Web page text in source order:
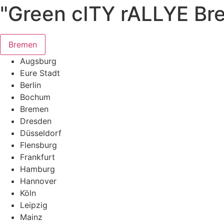
"Green cITY rALLYE
Bremen
Augsburg
Eure Stadt
Berlin
Bochum
Bremen
Dresden
Düsseldorf
Flensburg
Frankfurt
Hamburg
Hannover
Köln
Leipzig
Mainz